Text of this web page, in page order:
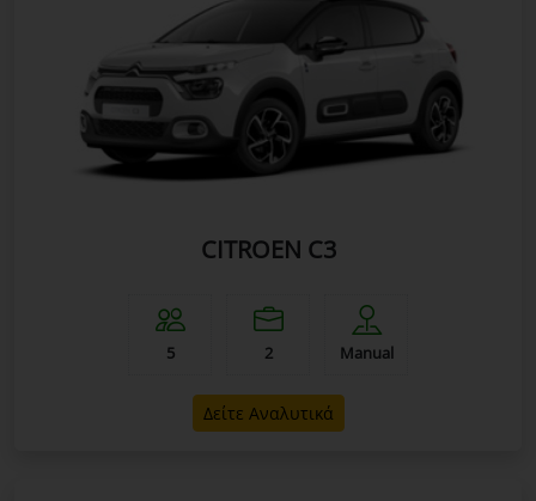
CITROEN C3
5 2 Manual
Δείτε Αναλυτικά